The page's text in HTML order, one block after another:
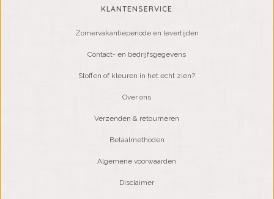
KLANTENSERVICE
Zomervakantieperiode en levertijden
Contact- en bedrijfsgegevens
Stoffen of kleuren in het echt zien?
Over ons
Verzenden & retourneren
Betaalmethoden
Algemene voorwaarden
Disclaimer